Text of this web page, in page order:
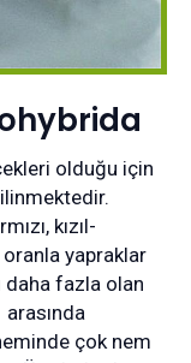
olduğu için
kızıl-
yapraklar
daha fazla olan
çok nem